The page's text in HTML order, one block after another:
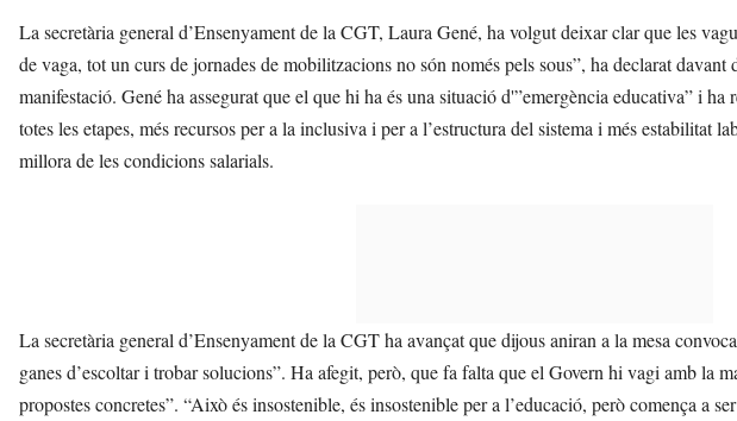
La secretària general d’Ensenyament de la CGT, Laura Gené, ha volgut deixar clar que les
de vaga, tot un curs de jornades de mobilitzacions no són només pels sous”, ha declarat davant
manifestació. Gené ha assegurat que el que hi ha és una situació d'”emergència educativa” i ha
totes les etapes, més recursos per a la inclusiva i per a l’estructura del sistema i més estabilitat
millora de les condicions salarials.
La secretària general d’Ensenyament de la CGT ha avançat que dijous aniran a la mesa
ganes d’escoltar i trobar solucions”. Ha afegit, però, que fa falta que el Govern hi vagi amb la
propostes concretes”. “Això és insostenible, és insostenible per a l’educació, però comença a